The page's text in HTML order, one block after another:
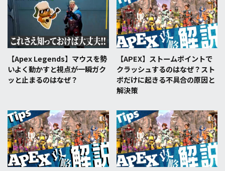
【Apex Legends】マウスを勢
いよく動かすと視点が一瞬ガク
ッと止まるのはなぜ？
【APEX】ストームポイントで
クラッシュするのはなぜ？スト
ポだけに起きる不具合の原因と
解決策